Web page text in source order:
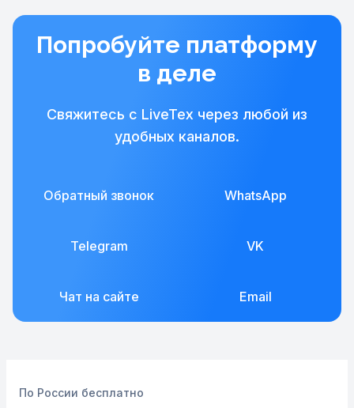
Попробуйте платформу
в деле
Свяжитесь с LiveTex через любой из
удобных каналов.
Обратный звонок WhatsApp
Telegram VK
Чат на сайте Email
По России бесплатно